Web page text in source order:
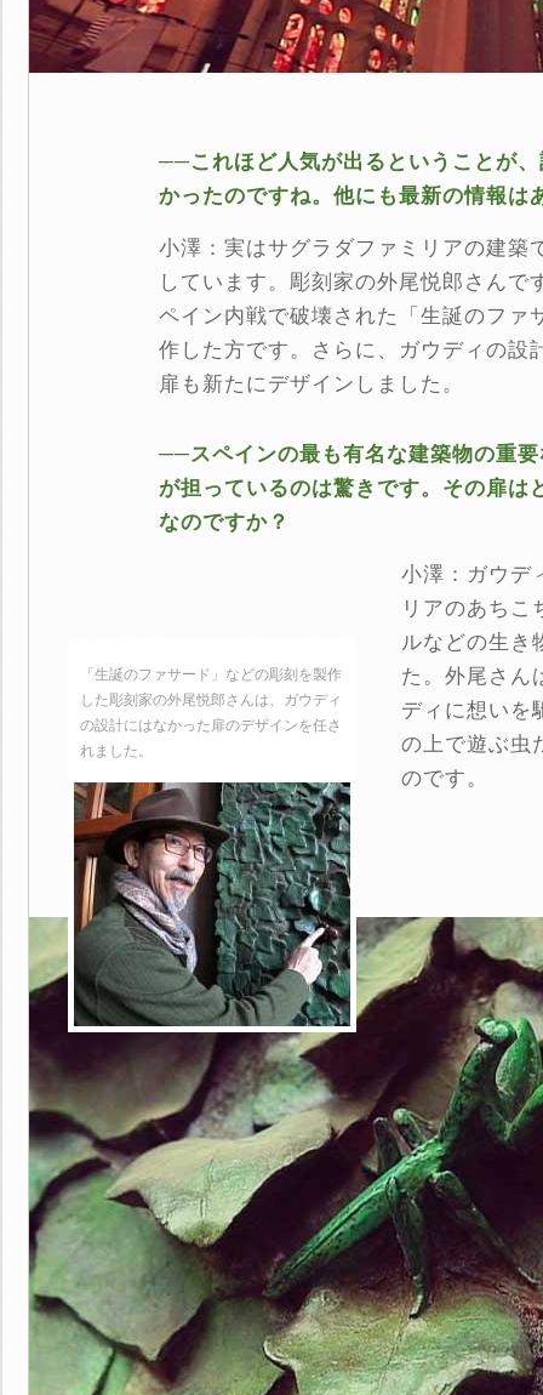
──これほど人気が出るということが
かったのですね。他にも最新の情報は
小澤：実はサグラダファミリアの建築
しています。彫刻家の外尾悦郎さんで
ペイン内戦で破壊された「生誕のファ
作した方です。さらに、ガウディの設
扉も新たにデザインしました。
──スペインの最も有名な建築物の重
が担っているのは驚きです。その扉は
なのですか？
小澤：ガウデ
リアのあちこ
ルなどの生き
た。外尾さん
ディに想いを
の上で遊ぶ虫
のです。
「生誕のファサード」などの彫刻を製作
した彫刻家の外尾悦郎さんは、ガウディ
の設計にはなかった扉のデザインを任さ
れました。